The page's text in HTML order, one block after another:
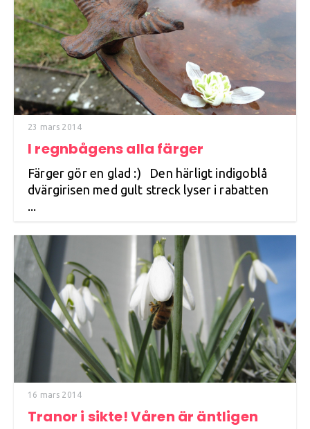
23 mars 2014
I regnbågens alla färger
Färger gör en glad :) Den härligt indigoblå
dvärgirisen med gult streck lyser i rabatten
...
16 mars 2014
Tranor i sikte! Våren är äntligen